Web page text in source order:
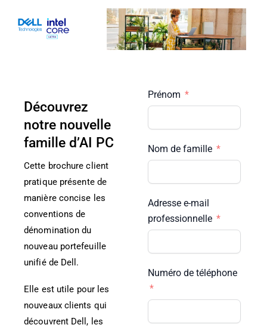
Découvrez
notre nouvelle
famille d’AI PC
Cette brochure client
pratique présente de
manière concise les
conventions de
dénomination du
nouveau portefeuille
unifié de Dell.
Elle est utile pour les
nouveaux clients qui
découvrent Dell, les
Prénom
Nom de famille
Adresse e-mail
professionnelle
Numéro de téléphone